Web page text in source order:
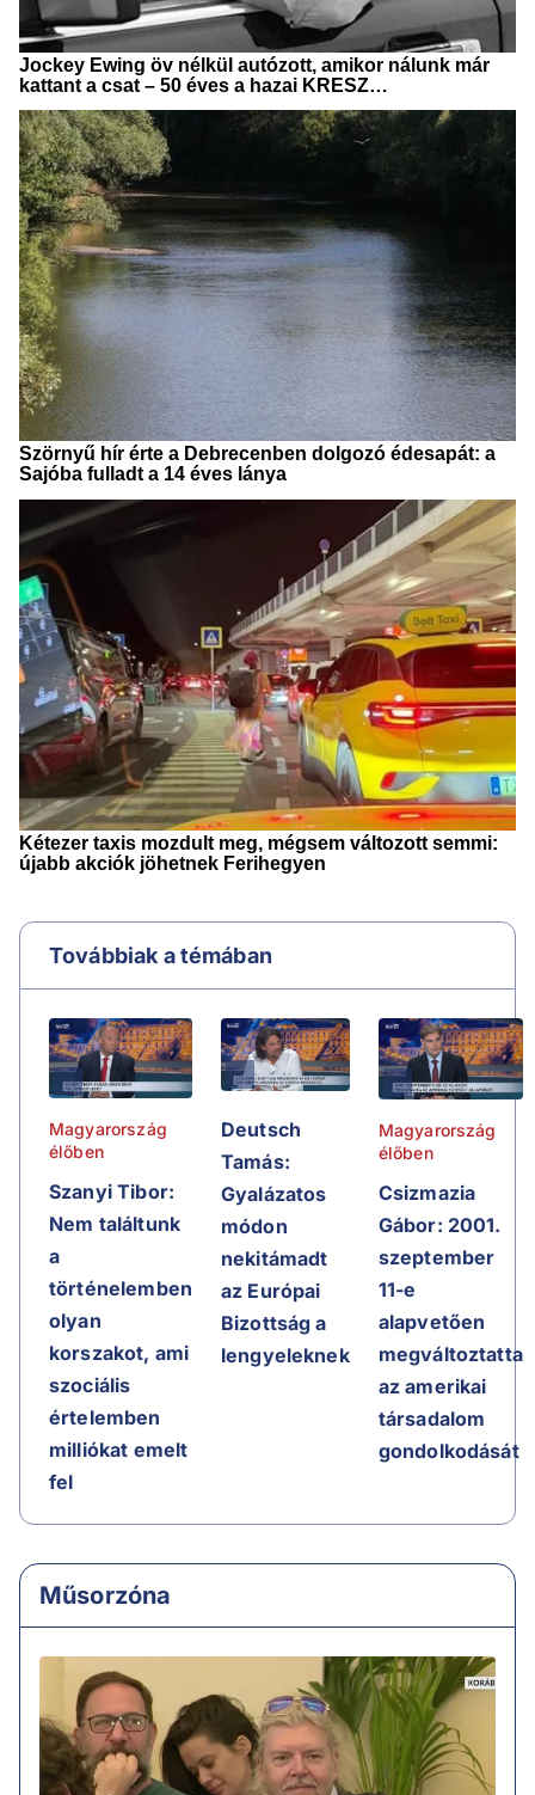
Továbbiak a témában
Magyarország
élőben
Szanyi Tibor:
Nem találtunk
a
történelemben
olyan
korszakot, ami
szociális
értelemben
milliókat emelt
fel
Deutsch
Tamás:
Gyalázatos
módon
nekitámadt
az Európai
Bizottság a
lengyeleknek
Magyarország
élőben
Csizmazia
Gábor: 2001.
szeptember
11-e
alapvetően
megváltoztatta
az amerikai
társadalom
gondolkodását
Műsorzóna